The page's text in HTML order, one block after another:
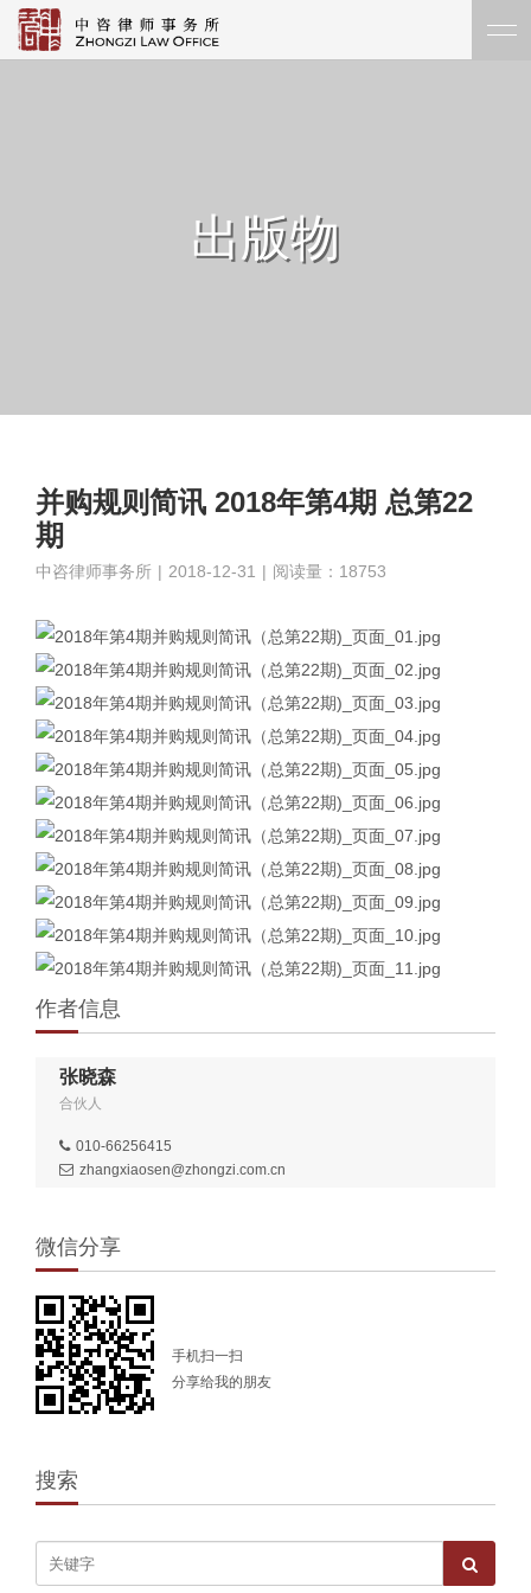
出版物
并购规则简讯 2018年第4期 总第22
期
中咨律师事务所 | 2018-12-31 | 阅读量：18753
作者信息
张晓森
合伙人
010-66256415
zhangxiaosen@zhongzi.com.cn
微信分享
手机扫一扫
分享给我的朋友
搜索